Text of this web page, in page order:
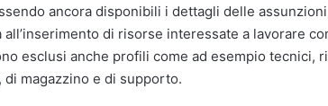
ancora disponibili i dettagli delle
all’inserimento di risorse interessate a lavorare
esclusi anche profili come ad esempio tecnici,
di magazzino e di supporto.